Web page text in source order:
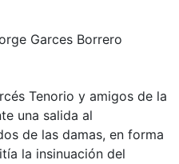
Garces Borrero
Tenorio y amigos de la
una salida al
de las damas, en forma
la insinuación del